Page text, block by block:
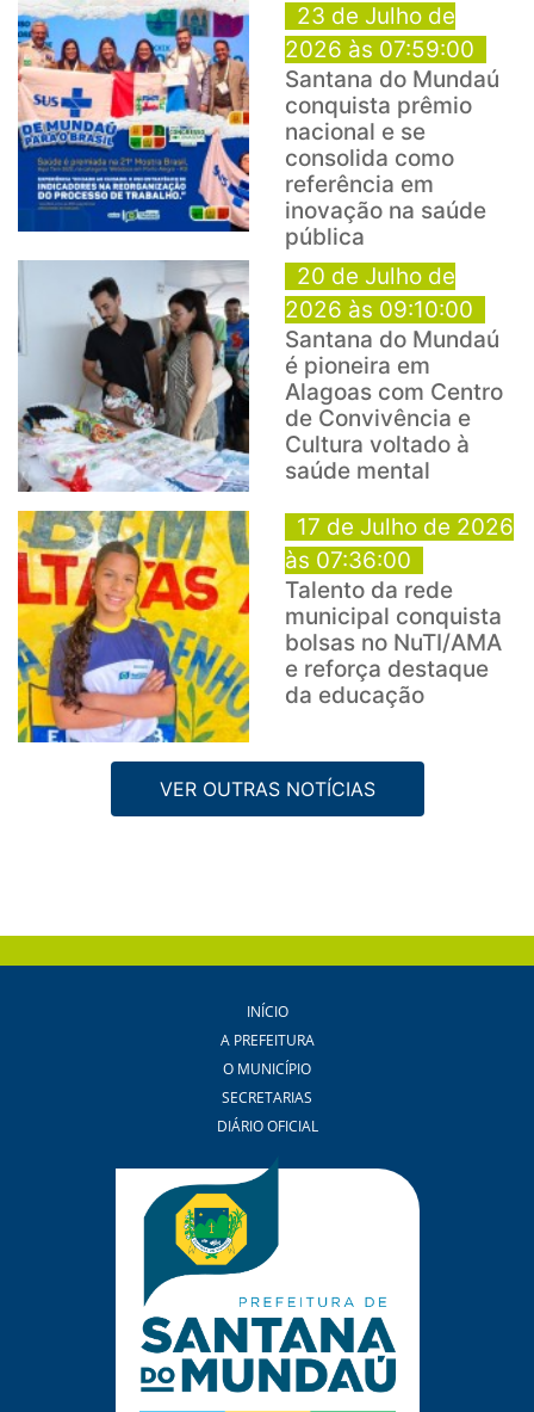
23 de Julho de
2026 às 07:59:00
Santana do Mundaú
conquista prêmio
nacional e se
consolida como
referência em
inovação na saúde
pública
20 de Julho de
2026 às 09:10:00
Santana do Mundaú
é pioneira em
Alagoas com Centro
de Convivência e
Cultura voltado à
saúde mental
17 de Julho de 2026
às 07:36:00
Talento da rede
municipal conquista
bolsas no NuTI/AMA
e reforça destaque
da educação
VER OUTRAS NOTÍCIAS
INÍCIO
A PREFEITURA
O MUNICÍPIO
SECRETARIAS
DIÁRIO OFICIAL